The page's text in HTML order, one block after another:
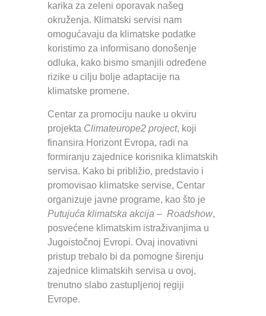
karika za zeleni oporavak našeg
okruženja. Кlimatski servisi nam
omogućavaju da klimatske podatke
koristimo za informisano donošenje
odluka, kako bismo smanjili određene
rizike u cilju bolje adaptacije na
klimatske promene.
Centar za promociju nauke u okviru
projekta Climateurope2 project, koji
finansira Horizont Evropa, radi na
formiranju zajednice korisnika klimatskih
servisa. Kako bi približio, predstavio i
promovisao klimatske servise, Centar
organizuje javne programe, kao što je
Putujuća klimatska akcija – Roadshow,
posvećene klimatskim istraživanjima u
Jugoistočnoj Evropi. Ovaj inovativni
pristup trebalo bi da pomogne širenju
zajednice klimatskih servisa u ovoj,
trenutno slabo zastupljenoj regiji
Evrope.